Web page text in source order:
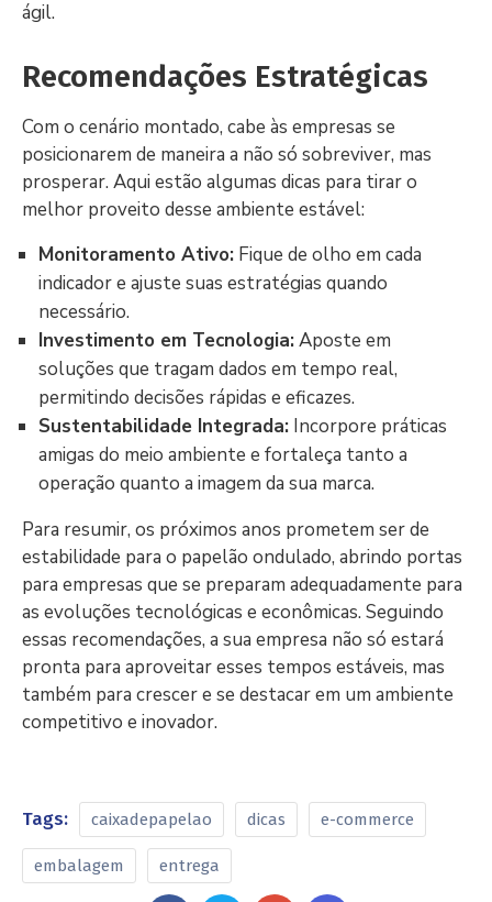
ágil.
Recomendações Estratégicas
Com o cenário montado, cabe às empresas se
posicionarem de maneira a não só sobreviver, mas
prosperar. Aqui estão algumas dicas para tirar o
melhor proveito desse ambiente estável:
Monitoramento Ativo: Fique de olho em cada
indicador e ajuste suas estratégias quando
necessário.
Investimento em Tecnologia:Aposte em
soluções que tragam dados em tempo real,
permitindo decisões rápidas e eficazes.
Sustentabilidade Integrada: Incorpore práticas
amigas do meio ambiente e fortaleça tanto a
operação quanto a imagem da sua marca.
Para resumir, os próximos anos prometem ser de
estabilidade para o papelão ondulado, abrindo portas
para empresas que se preparam adequadamente para
as evoluções tecnológicas e econômicas. Seguindo
essas recomendações, a sua empresa não só estará
pronta para aproveitar esses tempos estáveis, mas
também para crescer e se destacar em um ambiente
competitivo e inovador.
Tags: caixadepapelao dicas e-commerce
embalagem entrega